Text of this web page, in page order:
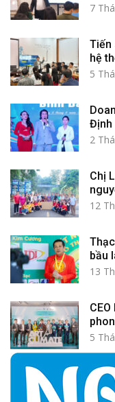
7
Tiến
hệ
5
Định
2
Chị
12
bầu
13
5